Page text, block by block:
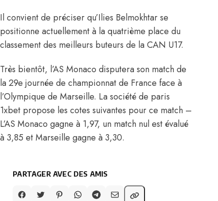
Il convient de préciser qu’Ilies Belmokhtar se
positionne actuellement à la quatrième place du
classement des meilleurs buteurs de la CAN U17.
Très bientôt, l’AS Monaco disputera son match de
la 29e journée de championnat de France face à
l’Olympique de Marseille. La société de paris
1xbet propose les cotes suivantes pour ce match –
L’AS Monaco gagne à 1,97, un match nul est évalué
à 3,85 et Marseille gagne à 3,30.
PARTAGER AVEC DES AMIS